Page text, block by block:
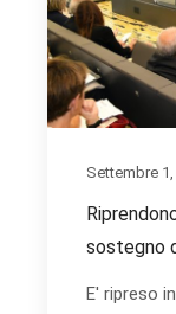
Settembre 1,
sostegno
E' ripreso